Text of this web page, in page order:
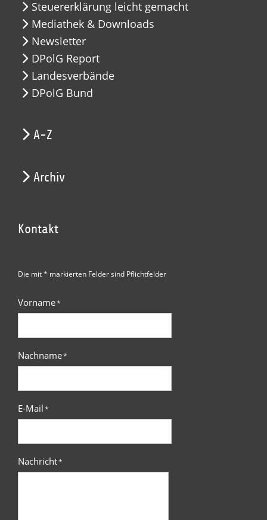
Steuererklärung leicht gemacht
Mediathek & Downloads
Newsletter
DPolG Report
Landesverbände
DPolG Bund
A-Z
Archiv
Kontakt
Die mit * markierten Felder sind Pflichtfelder
Vorname*
Nachname*
E-Mail*
Nachricht*